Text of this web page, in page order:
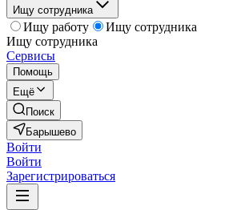
Ищу сотрудника
Ищу работу
Ищу сотрудника
Ищу сотрудника
Сервисы
Помощь
Ещё
Поиск
Барышево
Войти
Войти
Зарегистрироваться